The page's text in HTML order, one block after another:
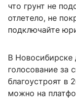
что грунт не
отлетело, не
подключайте
В Новосибирске
голосование за
благоустроят в
можно на